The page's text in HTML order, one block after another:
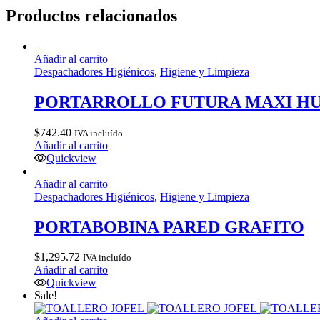
Productos relacionados
Añadir al carrito
Despachadores Higiénicos, Higiene y Limpieza
PORTARROLLO FUTURA MAXI
$742.40 IVA incluído
Añadir al carrito
Quickview
Añadir al carrito
Despachadores Higiénicos, Higiene y Limpieza
PORTABOBINA PARED GRAFITO
$1,295.72 IVA incluído
Añadir al carrito
Quickview
Sale!